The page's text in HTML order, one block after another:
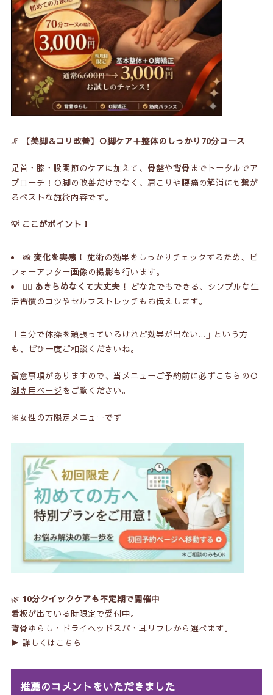
🦵 【美脚＆コリ改善】Ｏ脚ケア＋整体のしっかり70分コース
足首・膝・股関節のケアに加えて、骨盤や背骨までトータルでア
プローチ！Ｏ脚の改善だけでなく、肩こりや腰痛の解消にも繋が
るベストな施術内容です。
💡 ここがポイント！
📸変化を実感！ 施術の効果をしっかりチェックするため、ビ
フォーアフター画像の撮影も行います。
🤸‍♀️ あきらめなくて大丈夫！
どなたでもできる、シンプルな生
活習慣のコツやセルフストレッチもお伝えします。
「自分で体操を頑張っているけれど効果が出ない…」という方
も、ぜひ一度ご相談くださいね。
留意事項がありますので、当メニューご予約前に必ずこちらのＯ
脚専用ページをご覧ください。
※女性の方限定メニューです
🌿 10分クイックケアも不定期で開催中
看板が出ている時限定で受付中。
背骨ゆらし・ドライヘッドスパ・耳リフレから選べます。
▶ 詳しくはこちら
推薦のコメントをいただきました